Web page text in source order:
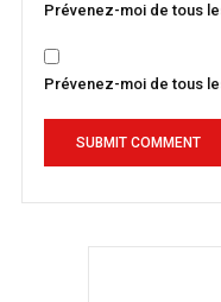
Prévenez-moi de tous
Prévenez-moi de tous